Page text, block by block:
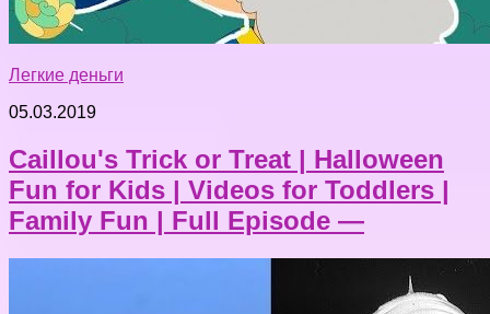
Легкие деньги
05.03.2019
Caillou's Trick or Treat | Halloween
Fun for Kids | Videos for Toddlers |
Family Fun | Full Episode —